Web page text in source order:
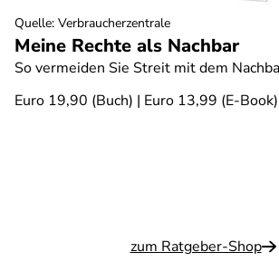
Meine Rechte als Nachbar
So vermeiden Sie Streit mit dem
Euro 19,90 (Buch) | Euro 13,99 (E-Book)
zum Ratgeber-Shop
Quelle: Verbraucherzentrale